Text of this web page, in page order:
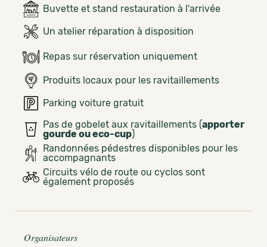
Buvette et stand restauration à l'arrivée
Un atelier réparation à disposition
Repas sur réservation uniquement
Produits locaux pour les ravitaillements
Parking voiture gratuit
Pas de gobelet aux ravitaillements (apporter
gourde ou eco-cup)
Randonnées pédestres disponibles pour les
accompagnants
Circuits vélo de route ou cyclos sont
également proposés
Organisateurs